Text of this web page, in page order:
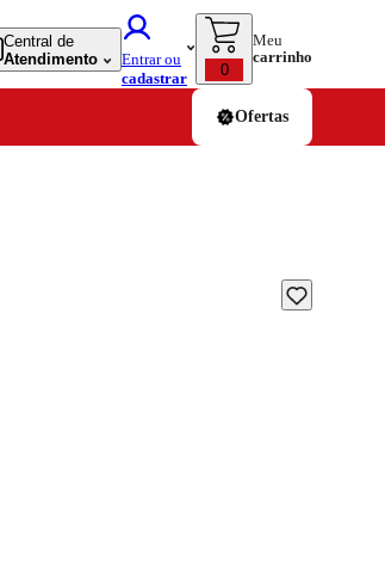
Central de
Atendimento
Entrar ou
cadastrar
0
Meu
carrinho
Ofertas